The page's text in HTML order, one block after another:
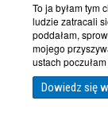
To ja byłam tym
ludzie zatracali
poddałam,
mojego
ustach
Dowiedz się